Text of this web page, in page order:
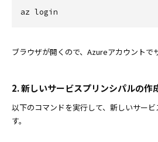
az login
ブラウザが開くので、Azureアカウントで
2. 新しいサービスプリンシパルの作
以下のコマンドを実行して、新しいサー
す。